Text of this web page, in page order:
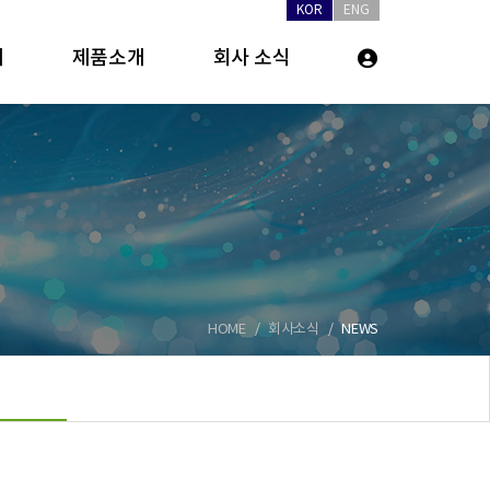
KOR ENG
제품소개 회사 소식
HOME 회사소식 NEWS